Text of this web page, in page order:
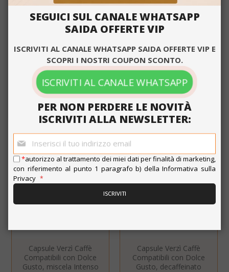
SCEGLI LA QUANTITÀ
Aggiungi alla Lista di Confronto
ALTRI CLIENTI COME TE COMPRANO ANCHE
Capsule Verzì Caffè
Compatibili con Dolce
Gusto, miscela Intenso
Capsule Verzì Caffè
Compatibili con Dolce
Gusto, decaffeinato
Targeting Funzionalità
ACCETTA TUTTO
MOSTRA DETTAGLI
Strettamente necessari
Performance
Targeting
Funzionalità
consentono le funzionalità principali del
essere utilizzato correttamente senza i
NOME
SEGUICI SUL CANALE WHATSAPP
SAIDA OFFERTE VIP
ISCRIVITI AL CANALE WHATSAPP SAIDA OFFERTE VIP E
SCOPRI I NOSTRI COUPON SCONTO.
ISCRIVITI AL CANALE WHATSAPP
PER NON PERDERE LE NOVITÀ
ISCRIVITI ALLA NEWSLETTER:
Iscriviti
alla
nostra
newsletter:
*autorizzo al trattamento dei miei dati per finalità di marketing,
con riferimento al punto 1 paragrafo b) dellaInformativa sulla
Privacy
ISCRIVITI